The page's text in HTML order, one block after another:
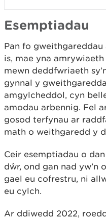
Esemptiadau
Pan fo
is, mae yna
mewn deddfwriaeth
gynnal y
amgylcheddol, cyn
amodau arbennig. Fel
gosod terfynau ar
math o weithgaredd y
Ceir esemptiadau o
dŵr, ond gan nad yw’n
gael eu cofrestru, ni
eu cylch.
Ar ddiwedd 2022,